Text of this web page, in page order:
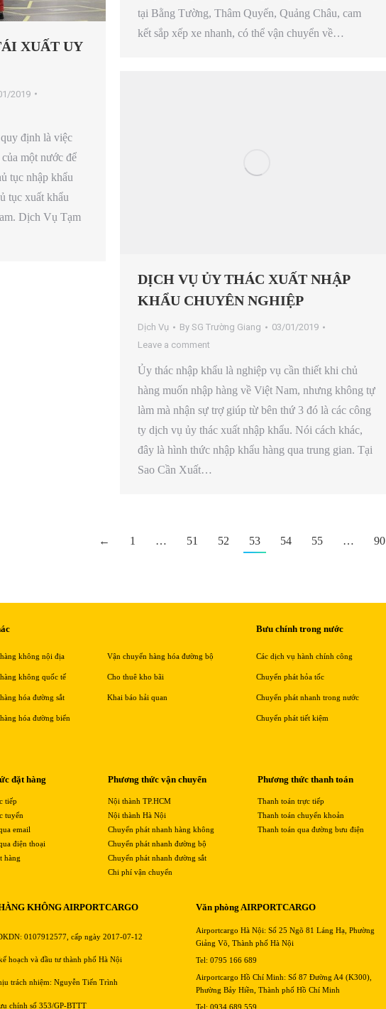
tại Bằng Tường, Thâm Quyến, Quảng Châu, cam
kết sắp xếp xe nhanh, có thể vận chuyển về…
XUẤT UY
2019
định là việc
một nước để
tục nhập khẩu
tục xuất khẩu
Dịch Vụ Tạm
DỊCH VỤ ỦY THÁC XUẤT NHẬP
KHẨU CHUYÊN NGHIỆP
Dịch Vụ By SG Trường Giang
03/01/2019
Leave a comment
Ủy thác nhập khẩu là nghiệp vụ cần thiết khi chủ
hàng muốn nhập hàng về Việt Nam, nhưng không tự
làm mà nhận sự trợ giúp từ bên thứ 3 đó là các công
ty dịch vụ ủy thác xuất nhập khẩu. Nói cách khác,
đây là hình thức nhập khẩu hàng qua trung gian. Tại
Sao Cần Xuất…
← 1 … 51 52 53 54 55 … 90
không nội địa
không quốc tế
hóa đường sắt
hóa đường biển
Vận chuyển hàng hóa đường bộ
Cho thuê kho bãi
Khai báo hải quan
Bưu chính trong nước
Các dịch vụ hành chính công
Chuyển phát hỏa tốc
Chuyển phát nhanh trong nước
Chuyển phát tiết kiệm
đặt hàng
tiếp
tuyến
email
điện thoại
hàng
Phương thức vận chuyển
Nội thành TP.HCM
Nội thành Hà Nội
Chuyển phát nhanh hàng không
Chuyển phát nhanh đường bộ
Chuyển phát nhanh đường sắt
Chi phí vận chuyển
Phương thức thanh toán
Thanh toán trực tiếp
Thanh toán chuyển khoản
Thanh toán qua đường bưu điện
KHÔNG AIRPORTCARGO
0107912577, cấp ngày 2017-07-12
hoạch và đầu tư thành phố Hà Nội
trách nhiệm: Nguyễn Tiến Trình
chính số 353/GP-BTTT
Văn phòng AIRPORTCARGO
Airportcargo Hà Nội: Số 25 Ngõ 81 Láng Hạ, Phường
Giảng Võ, Thành phố Hà Nội
Tel: 0795 166 689
Airportcargo Hồ Chí Minh: Số 87 Đường A4 (K300),
Phường Bảy Hiền, Thành phố Hồ Chí Minh
Tel: 0934 689 559